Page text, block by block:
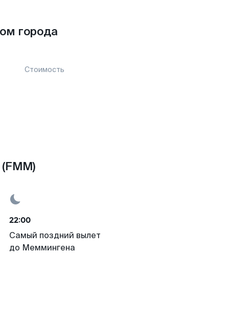
города
Стоимость
22:00
Самый поздний вылет
до Меммингена